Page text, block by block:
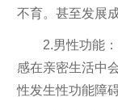
不育。甚至发展
2.男性功能
感在亲密生活中
性发生性功能障碍